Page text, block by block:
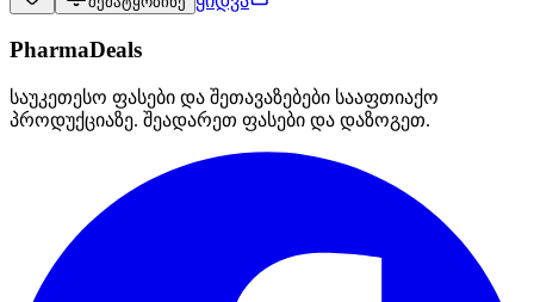
PharmaDeals
საუკეთესო ფასები და შეთავაზებები სააფთიაქო
პროდუქციაზე. შეადარეთ ფასები და დაზოგეთ.